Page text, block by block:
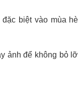
biệt vào mùa hè
ảnh để không bỏ lỡ